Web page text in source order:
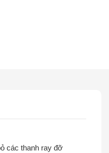
các thanh ray đỡ